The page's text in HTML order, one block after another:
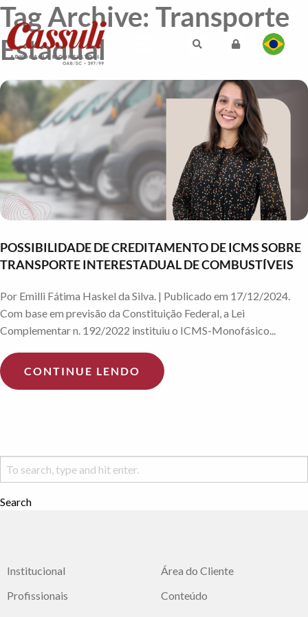
Tag Archive: Transporte
Estadual
POSSIBILIDADE DE CREDITAMENTO DE ICMS SOBRE
TRANSPORTE INTERESTADUAL DE COMBUSTÍVEIS
Por Emilli Fátima Haskel da Silva. | Publicado em 17/12/2024.
Com base em previsão da Constituição Federal, a Lei
Complementar n. 192/2022 instituiu o ICMS-Monofásico...
CONTINUE LENDO
Search
Institucional
Profissionais
Área do Cliente
Conteúdo